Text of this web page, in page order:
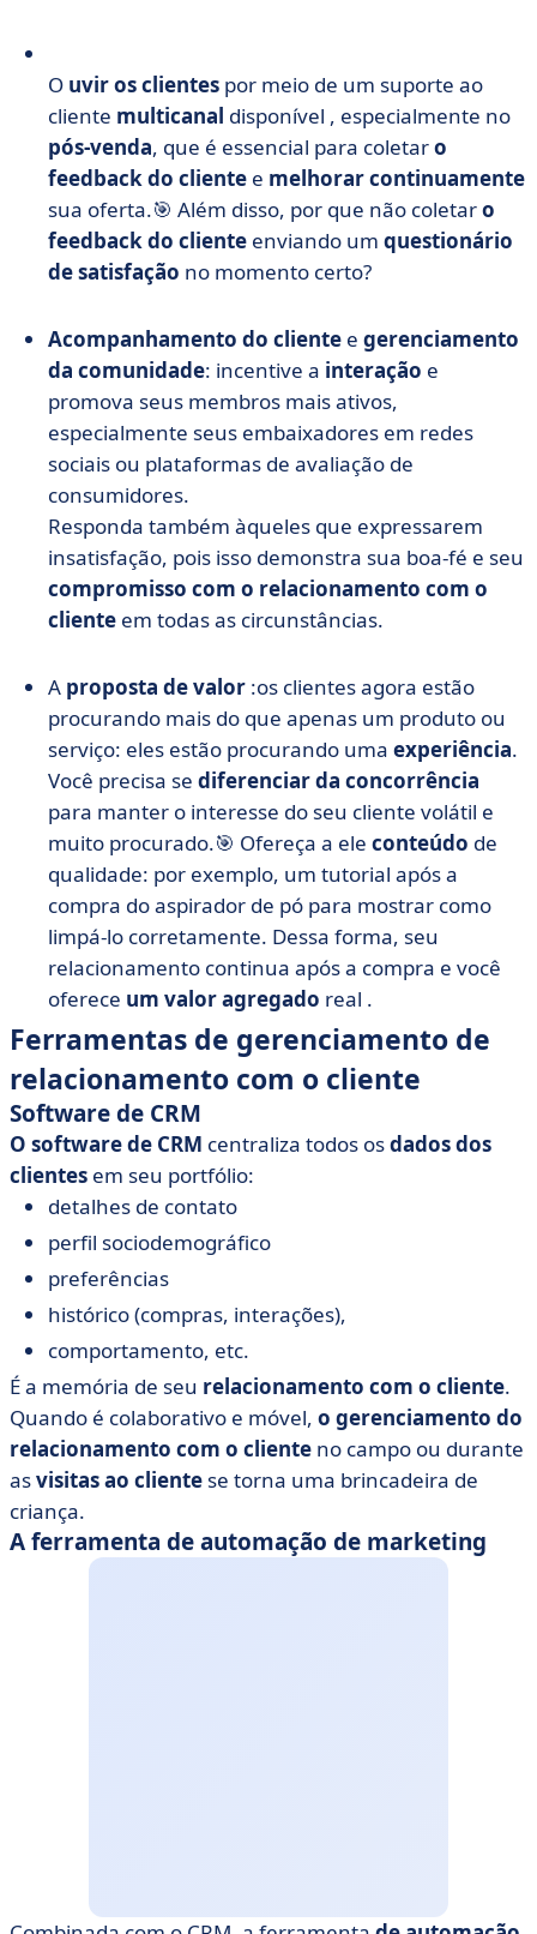
O uvir os clientes por meio de um suporte ao
cliente multicanal disponível , especialmente no
pós-venda, que é essencial para coletaro
feedback do cliente e melhorar continuamente
sua oferta.🎯 Além disso, por que não coletaro
feedback do cliente enviando um questionário
de satisfação no momento certo?
Acompanhamento do cliente e gerenciamento
da comunidade: incentive a interação e
promova seus membros mais ativos,
especialmente seus embaixadores em redes
sociais ou plataformas de avaliação de
consumidores.
Responda também àqueles que expressarem
insatisfação, pois isso demonstra sua boa-fé e seu
compromisso com o relacionamento com o
cliente em todas as circunstâncias.
A proposta de valor :os clientes agora estão
procurando mais do que apenas um produto ou
serviço: eles estão procurando uma experiência.
Você precisa se diferenciar da concorrência
para manter o interesse do seu cliente volátil e
muito procurado.🎯 Ofereça a ele conteúdo de
qualidade: por exemplo, um tutorial após a
compra do aspirador de pó para mostrar como
limpá-lo corretamente. Dessa forma, seu
relacionamento continua após a compra e você
oferece um valor agregado real .
Ferramentas de gerenciamento de
relacionamento com o cliente
Software de CRM
O software de CRM centraliza todos osdados dos
clientes em seu portfólio:
detalhes de contato
perfil sociodemográfico
preferências
histórico (compras, interações),
comportamento, etc.
É a memória de seu relacionamento com o cliente.
Quando é colaborativo e móvel, o gerenciamento do
relacionamento com o cliente no campo ou durante
asvisitas ao cliente se torna uma brincadeira de
criança.
A ferramenta de automação de marketing